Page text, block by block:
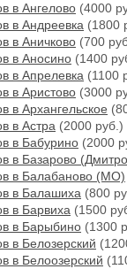
в Ангелово (4000
в Андреевка (1800
в Аничково (700
в Аносино (1400
в Апрелевка (1100
в Аристово (3000
в Архангельское
в Астра (2000 руб.)
в Бабурино (2000
в Базарово
в Балабаново (МО)
в Балашиха (800
в Барвиха (1500
в Барыбино (1300
в Белозерский
в Белоозерский